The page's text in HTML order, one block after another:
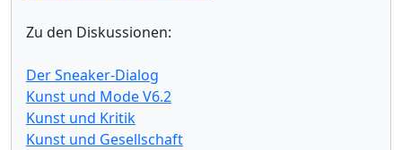
Zu den Diskussionen:
Der Sneaker-Dialog
Kunst und Mode V6.2
Kunst und Kritik
Kunst und Gesellschaft